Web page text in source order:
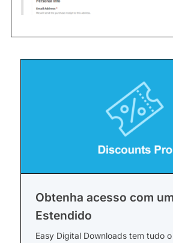
Obtenha acesso com
Estendido
Easy Digital Downloads tem tudo